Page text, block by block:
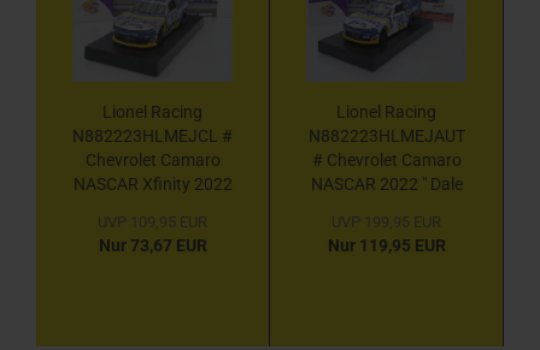
Lionel Racing
N882223HLMEJCL #
Chevrolet Camaro
NASCAR Xfinity 2022
Hellmann's
Mayonnaise " 1:24
UVP 109,95 EUR
Nur 73,67 EUR
Lionel Racing
N882223HLMEJAUT
# Chevrolet Camaro
NASCAR 2022 " Dale
Hellmann's
Mayonnaise " mit
UVP 199,95 EUR
Nur 119,95 EUR